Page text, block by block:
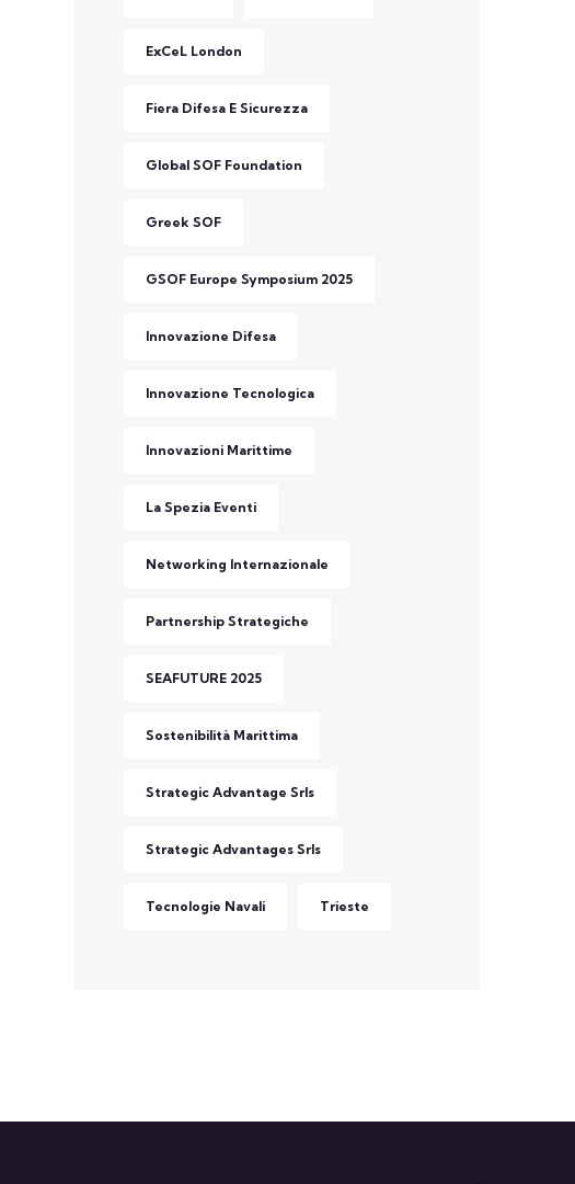
ExCeL London
Fiera Difesa E Sicurezza
Global SOF Foundation
Greek SOF
GSOF Europe Symposium 2025
Innovazione Difesa
Innovazione Tecnologica
Innovazioni Marittime
La Spezia Eventi
Networking Internazionale
Partnership Strategiche
SEAFUTURE 2025
Sostenibilità Marittima
Strategic Advantage Srls
Strategic Advantages Srls
Tecnologie Navali Trieste